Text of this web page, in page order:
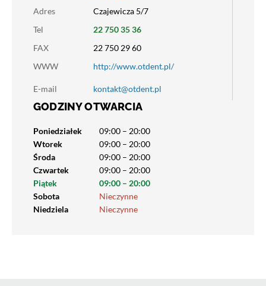
Adres
Czajewicza 5/7
Tel
22 750 35 36
FAX
22 750 29 60
WWW
http://www.otdent.pl/
E-mail kontakt@otdent.pl
GODZINY OTWARCIA
Poniedziałek
09:00 – 20:00
Wtorek
09:00 – 20:00
Środa
09:00 – 20:00
Czwartek
09:00 – 20:00
Piątek
09:00 – 20:00
Sobota
Nieczynne
Niedziela
Nieczynne